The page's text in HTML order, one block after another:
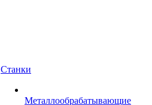
Станки
Металлообрабатывающие